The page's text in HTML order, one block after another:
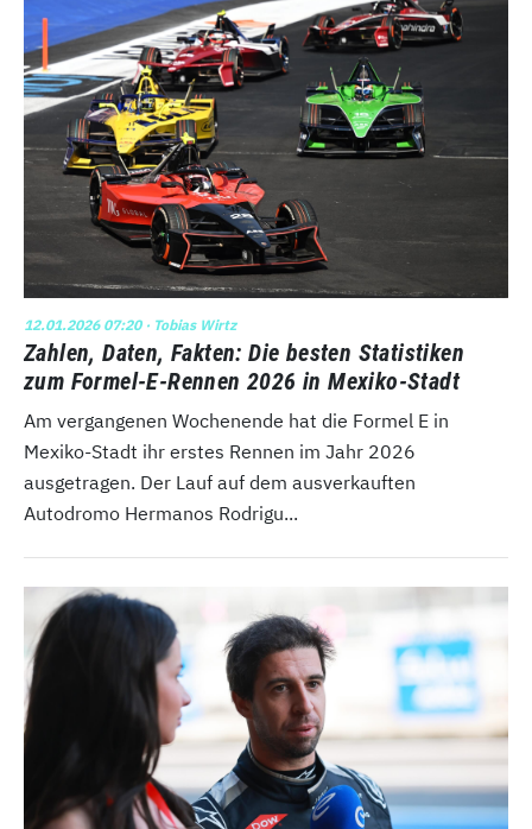
12.01.2026 07:20· Tobias Wirtz
Zahlen, Daten, Fakten: Die besten Statistiken
zum Formel-E-Rennen 2026 in Mexiko-Stadt
Am vergangenen Wochenende hat die Formel E in
Mexiko-Stadt ihr erstes Rennen im Jahr 2026
ausgetragen. Der Lauf auf dem ausverkauften
Autodromo Hermanos Rodrigu...